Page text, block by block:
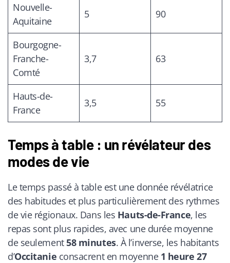
Nouvelle-
Aquitaine
5 90
Bourgogne-
Franche-
Comté
3,7 63
Hauts-de-
France
3,5 55
Temps à table : un révélateur des
modes de vie
Le temps passé à table est une donnée révélatrice
des habitudes et plus particulièrement des rythmes
de vie régionaux. Dans les Hauts-de-France, les
repas sont plus rapides, avec une durée moyenne
de seulement58 minutes. À l’inverse, les habitants
d’Occitanie consacrent en moyenne 1 heure 27